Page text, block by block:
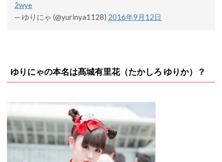
2wye
— ゆりにゃ (@yurinya1128) 2016年9月12日
ゆりにゃの本名は髙城有里花（たかしろ ゆりか）？